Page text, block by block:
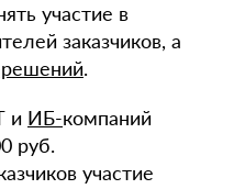
участие в
заказчиков, а
.
и ИБ-компаний
руб.
участие